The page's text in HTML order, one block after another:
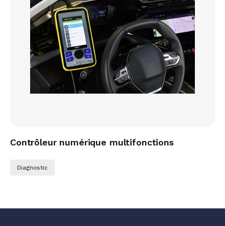
Contrôleur numérique multifonctions
Diagnostic